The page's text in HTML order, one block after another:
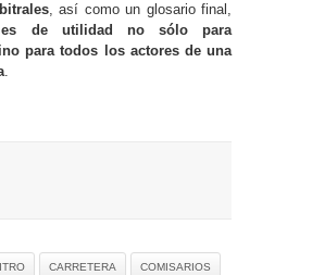
, así como un glosario final,
es de utilidad no sólo para
para todos los actores de una
.
CARRETERA COMISARIOS